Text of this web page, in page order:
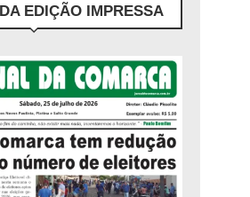
EDIÇÃO IMPRESSA